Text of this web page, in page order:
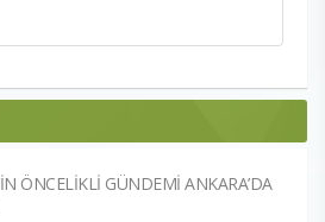
ÖNCELİKLİ GÜNDEMİ ANKARA’DA